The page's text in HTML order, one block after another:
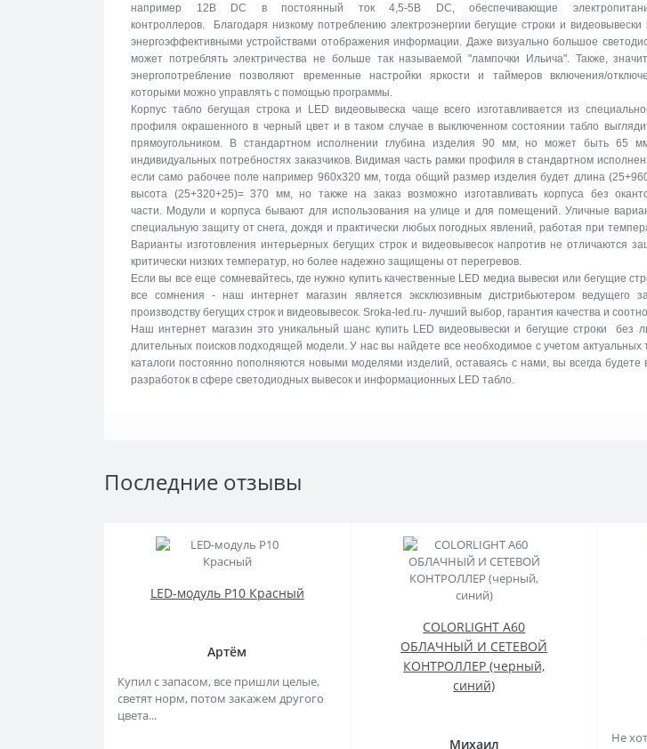
например 12В DC в постоянный ток 4,5-5В DC, обеспечивающие
контроллеров. Благодаря низкому потреблению электроэнергии бегущие строки и видеовывески
энергоэффективными устройствами отображения информации. Даже визуально большое
может потреблять электричества не больше так называемой "лампочки Ильича". Также,
энергопотребление позволяют временные настройки яркости и таймеров включения/
которыми можно управлять с помощью программы.
Корпус табло бегущая строка и LED видеовывеска чаще всего изготавливается из
профиля окрашенного в черный цвет и в таком случае в выключенном состоянии табло
прямоугольником. В стандартном исполнении глубина изделия 90 мм, но может быть 65
индивидуальных потребностях заказчиков. Видимая часть рамки профиля в стандартном
если само рабочее поле например 960х320 мм, тогда общий размер изделия будет длина
высота (25+320+25)= 370 мм, но также на заказ возможно изготавливать корпуса без
части. Модули и корпуса бывают для использования на улице и для помещений. Уличные
специальную защиту от снега, дождя и практически любых погодных явлений, работая при
Варианты изготовления интерьерных бегущих строк и видеовывесок напротив не отличаются
критически низких температур, но более надежно защищены от перегревов.
Если вы все еще сомневайтесь, где нужно купить качественные LED медиа вывески или бегущие
все сомнения - наш интернет магазин является эксклюзивным дистрибьютером ведущего
производству бегущих строк и видеовывесок. Sroka-led.ru- лучший выбор, гарантия качества и
Наш интернет магазин это уникальный шанс купить LED видеовывески и бегущие строки без
длительных поисков подходящей модели. У нас вы найдете все необходимое с учетом
каталоги постоянно пополняются новыми моделями изделий, оставаясь с нами, вы всегда будете
разработок в сфере светодиодных вывесок и информационных LED табло.
Последние отзывы
LED-модуль P10 Красный
Артём
Купил с запасом, все пришли целые,
светят норм, потом закажем другого
цвета...
COLORLIGHT A60
ОБЛАЧНЫЙ И СЕТЕВОЙ
КОНТРОЛЛЕР (черный,
синий)
Михаил
Не